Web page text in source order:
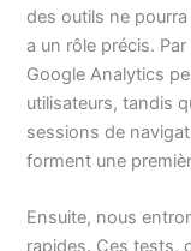
des outils ne
a un rôle précis.
Google Analytics
utilisateurs, tandis
sessions de
forment une
Ensuite, nous
rapides. Ces tests,